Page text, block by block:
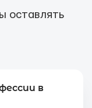
оставлять
в